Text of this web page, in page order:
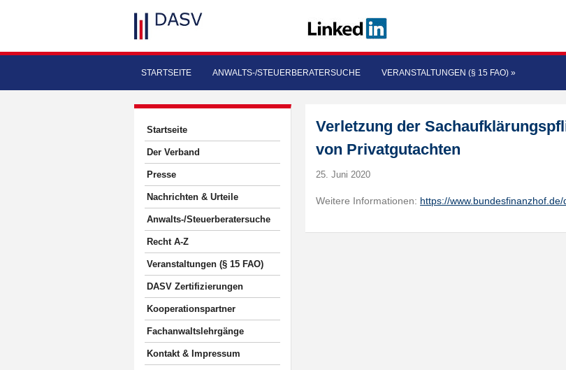
STARTSEITE ANWALTS-/STEUERBERATERSUCHE VERANSTALTUNGEN (§ 15 FAO) »
Startseite
Der Verband
Presse
Nachrichten & Urteile
Anwalts-/Steuerberatersuche
Recht A-Z
Veranstaltungen (§ 15 FAO)
DASV Zertifizierungen
Kooperationspartner
Fachanwaltslehrgänge
Kontakt & Impressum
Verletzung der
von Privatgutachten
25. Juni 2020
Weitere Informationen: https://